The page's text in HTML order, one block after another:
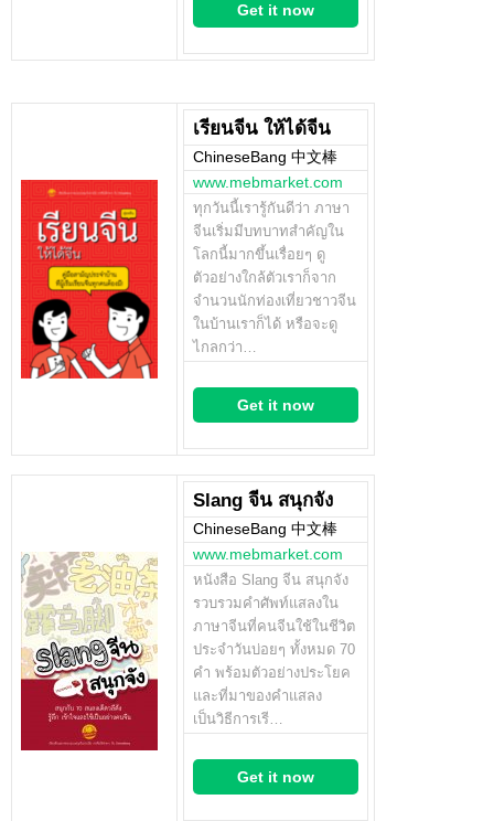
Get it now
เรียนจีน ให้ได้จีน
ChineseBang 中文棒
www.mebmarket.com
ทุกวันนี้เรารู้กันดีว่า ภาษา
จีนเริ่มมีบทบาทสำคัญใน
โลกนี้มากขึ้นเรื่อยๆ ดู
ตัวอย่างใกล้ตัวเราก็จาก
จำนวนนักท่องเที่ยวชาวจีน
ในบ้านเราก็ได้ หรือจะดู
ไกลกว่า…
Get it now
Slang จีน สนุกจัง
ChineseBang 中文棒
www.mebmarket.com
หนังสือ Slang จีน สนุกจัง
รวบรวมคำศัพท์แสลงใน
ภาษาจีนที่คนจีนใช้ในชีวิต
ประจำวันบ่อยๆ ทั้งหมด 70
คำ พร้อมตัวอย่างประโยค
และที่มาของคำแสลง
เป็นวิธีการเรี…
Get it now